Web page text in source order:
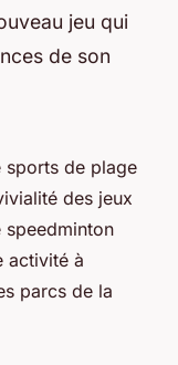
jeu qui
de son
sports de plage
des jeux
activité à
parcs de la